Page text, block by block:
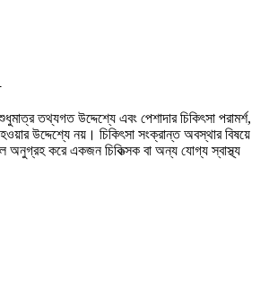
তথ্যগত উদ্দেশ্যে এবং পেশাদার চিকিৎসা পরামর্শ,
হওয়ার উদ্দেশ্যে নয়। চিকিৎসা সংক্রান্ত অবস্থার বিষয়ে
অনুগ্রহ করে একজন চিকিত্সক বা অন্য যোগ্য স্বাস্থ্য